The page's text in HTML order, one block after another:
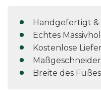
Handgefertigt &
Echtes
Kostenlose
Breite des